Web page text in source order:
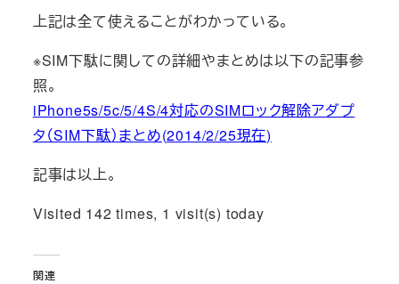
上記は全て使えることがわかっている。
※SIM下駄に関しての詳細やまとめは以下の記事参
照。
iPhone5s/5c/5/4S/4対応のSIMロック解除アダプ
タ（SIM下駄）まとめ(2014/2/25現在)
記事は以上。
Visited 142 times, 1 visit(s) today
関連